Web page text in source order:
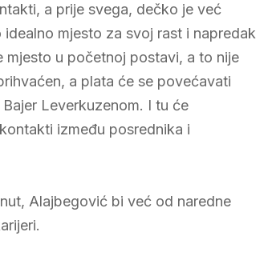
a prije svega, dečko je već
mjesto za svoj rast i napredak
mjesto u početnoj postavi, a to nije
a plata će se povećavati
Leverkuzenom. I tu će
između posrednika i
Alajbegović bi već od naredne